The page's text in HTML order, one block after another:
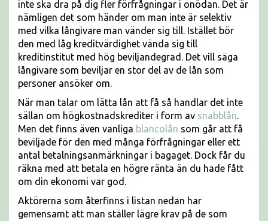
inte ska dra på dig fler förfrågningar i onödan. Det är
nämligen det som händer om man inte är selektiv
med vilka långivare man vänder sig till. Istället bör
den med låg kreditvärdighet vända sig till
kreditinstitut med hög beviljandegrad. Det vill säga
långivare som beviljar en stor del av de lån som
personer ansöker om.
När man talar om lätta lån att få så handlar det inte
sällan om högkostnadskrediter i form av snabblån.
Men det finns även vanliga blancolån som går att få
beviljade för den med många förfrågningar eller ett
antal betalningsanmärkningar i bagaget. Dock får du
räkna med att betala en högre ränta än du hade fått
om din ekonomi var god.
Aktörerna som återfinns i listan nedan har
gemensamt att man ställer lägre krav på de som